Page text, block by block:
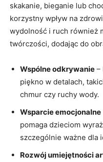
skakanie, bieganie lub
⁣korzystny wpływ ‌na
wydolność i ruch⁢ również⁢
twórczości,⁤ dodając do
Wspólne odkrywanie –
piękno w detalach,
⁣chmur czy ruchy‌ wody.
Wsparcie emocjonalne
pomaga dzieciom
‌szczególnie⁢ ważne dla⁣
Rozwój umiejętności